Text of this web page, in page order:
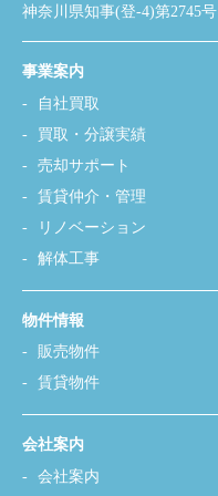
神奈川県知事(登-4)第2745号
事業案内
自社買取
買取・分譲実績
売却サポート
賃貸仲介・管理
リノベーション
解体工事
物件情報
販売物件
賃貸物件
会社案内
会社案内